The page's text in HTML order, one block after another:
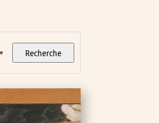
Recherche